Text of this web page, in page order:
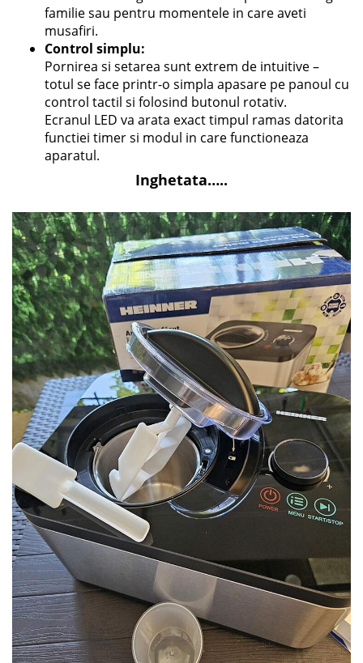
familie sau pentru momentele in care aveti
musafiri.
Control simplu:
Pornirea si setarea sunt extrem de intuitive –
totul se face printr-o simpla apasare pe panoul cu
control tactil si folosind butonul rotativ.
Ecranul LED va arata exact timpul ramas datorita
functiei timer si modul in care functioneaza
aparatul.
Inghetata…..